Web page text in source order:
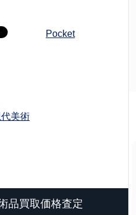
Pocket
美術
品買取価格査定